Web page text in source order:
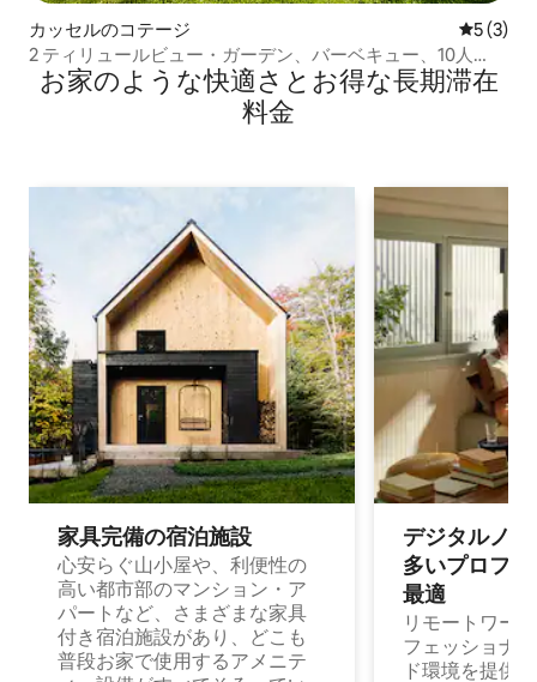
カッセルのコテージ レビュー
5 (3)
2 ティリュールビュー・ガーデン、バーベキュー、10人
用、駐車場
お家のような快⁠適⁠さ⁠とお⁠得⁠な長⁠期⁠滞⁠在
料⁠金
家具完備の宿⁠泊⁠施⁠設
心安らぐ山小屋や、利便性の
高い都市部のマンション・ア
パートなど、さまざまな家具
付き宿泊施設があり、どこも
普段お家で使用するアメニテ
デジタルノ
多⁠いプ⁠ロ⁠フ⁠
最⁠適
リモートワー
フェッショナ
ド環境を提供